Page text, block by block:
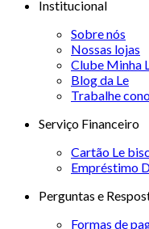
Institucional
Sobre nós
Nossas lojas
Clube Minha
Blog da Le
Trabalhe
Serviço Financeiro
Cartão Le
Empréstimo
Perguntas e
Formas de